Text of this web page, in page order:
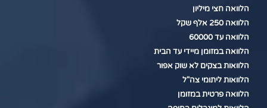
הלוואה חצי מיליון
הלוואה 250 אלף שקל
הלוואה עד 60000
הלוואה במזומן מיידי עד הבית
הלוואות בצקים לא שוק אפור
הלוואות ליתומי צה"ל
הלוואה פרטית במזומן